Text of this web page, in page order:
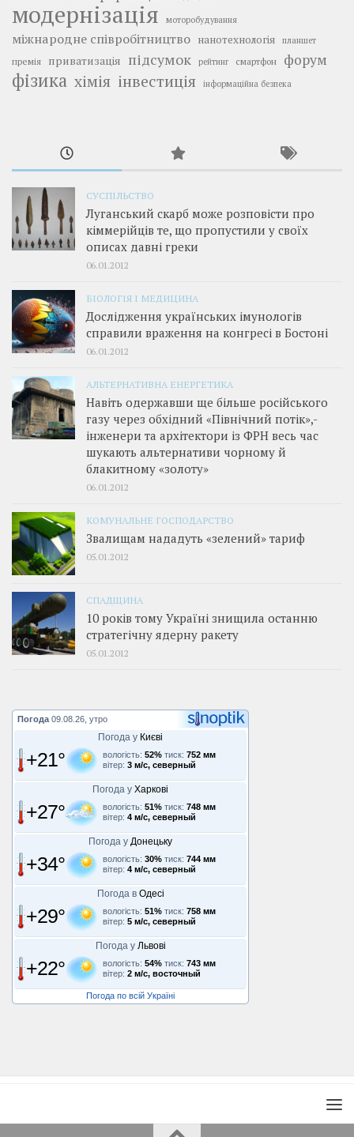
модернізація моторобудування
міжнародне співробітництво нанотехнологія планшет
премія приватизація підсумок рейтинг смартфон форум
фізика хімія інвестиція інформаційна безпека
СУСПІЛЬСТВО
Луганський скарб може розповісти про
кіммерійців те, що пропустили у своїх
описах давні греки
06.01.2012
БІОЛОГІЯ І МЕДИЦИНА
Дослідження українських імунологів
справили враження на конгресі в Бостоні
06.01.2012
АЛЬТЕРНАТИВНА ЕНЕРГЕТИКА
Навіть одержавши ще більше російського
газу через обхідний «Північний потік»,­
інженери та архітектори із ФРН весь час
шукають альтернативи чорному й
блакитному «золоту»
06.01.2012
КОМУНАЛЬНЕ ГОСПОДАРСТВО
Звалищам нададуть «зелений» тариф
05.01.2012
СПАДЩИНА
10 років тому Україні знищила останню
стратегічну ядерну ракету
05.01.2012
Погода 09.08.26, утро
Погода у Києві
+21° вологість: 52% тиск: 752 мм
вітер: 3 м/с, северный
Погода у Харкові
+27° вологість: 51% тиск: 748 мм
вітер: 4 м/с, северный
Погода у Донецьку
+34° вологість: 30% тиск: 744 мм
вітер: 4 м/с, северный
Погода в Одесі
+29° вологість: 51% тиск: 758 мм
вітер: 5 м/с, северный
Погода у Львові
+22° вологість: 54% тиск: 743 мм
вітер: 2 м/с, восточный
Погода по всій Україні